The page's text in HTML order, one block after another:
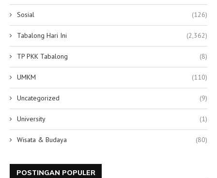
Sosial (126)
Tabalong Hari Ini (2,362)
TP PKK Tabalong (8)
UMKM (110)
Uncategorized (9)
University (1)
Wisata & Budaya (80)
POSTINGAN POPULER